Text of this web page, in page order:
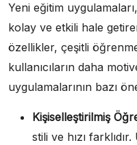
Yeni eğitim
kolay ve etkili hale
özellikler, çeşitli
kullanıcıların daha
uygulamalarının bazı
Kişiselleştirilmiş
stili ve hızı